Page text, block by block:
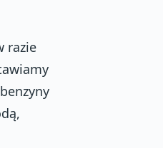
razie